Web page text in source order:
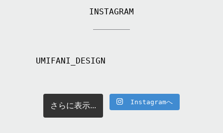
INSTAGRAM
UMIFANI_DESIGN
さらに表示... Instagramへ